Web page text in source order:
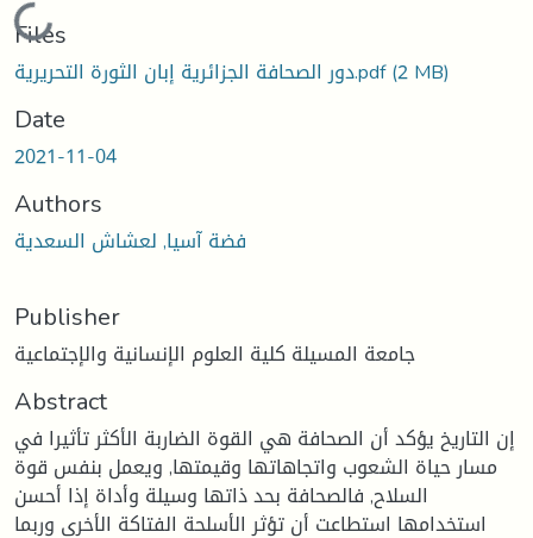
Loading...
Files
دور الصحافة الجزائرية إبان الثورة التحريرية.pdf(2 MB)
Date
2021-11-04
Authors
فضة آسيا, لعشاش السعدية
Publisher
جامعة المسيلة كلية العلوم الإنسانية والإجتماعية
Abstract
إن التاريخ يؤكد أن الصحافة هي القوة الضاربة الأكثر تأثيرا في
مسار حياة الشعوب واتجاهاتها وقيمتها, ويعمل بنفس قوة
السلاح, فالصحافة بحد ذاتها وسيلة وأداة إذا أحسن
استخدامها استطاعت أن تؤثر الأسلحة الفتاكة الأخرى وربما